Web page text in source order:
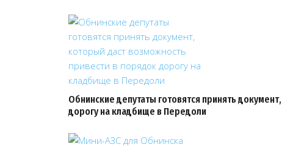
Обнинские депутаты готовятся принять
дорогу на кладбище в Передоли